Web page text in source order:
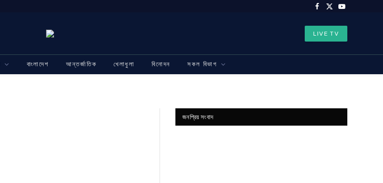
Facebook
X
YouTube
LIVE TV
বাংলাদেশ আন্তর্জাতিক খেলাধুলা বিনোদন সকল বিভাগ
জনপ্রিয় সংবাদ